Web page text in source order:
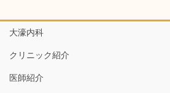
大濠内科
クリニック紹介
医師紹介